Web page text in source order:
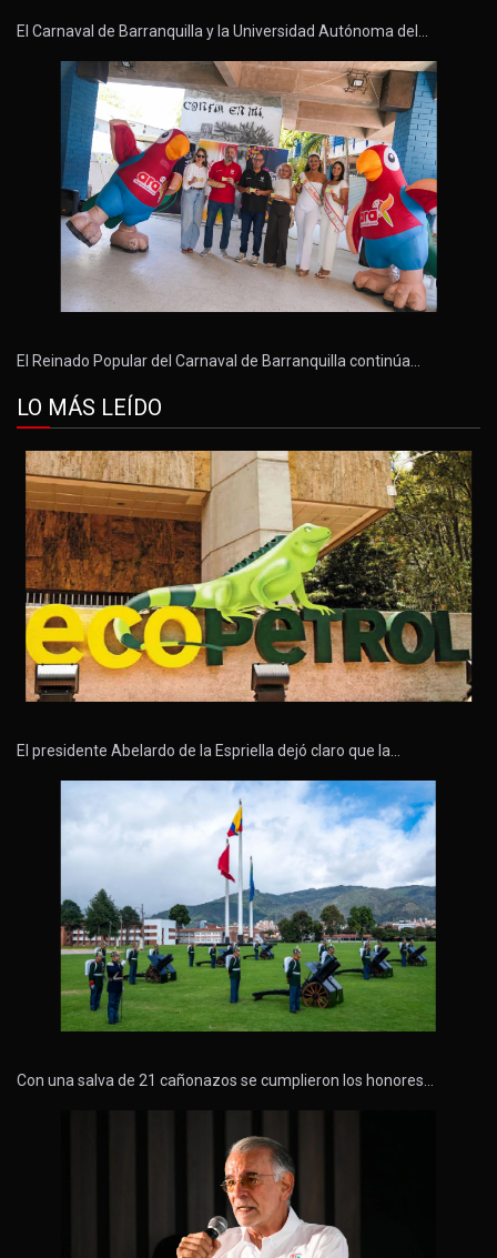
El Carnaval de Barranquilla y la Universidad Autónoma del…
El Reinado Popular del Carnaval de Barranquilla continúa…
LO MÁS LEÍDO
El presidente Abelardo de la Espriella dejó claro que la…
Con una salva de 21 cañonazos se cumplieron los honores…